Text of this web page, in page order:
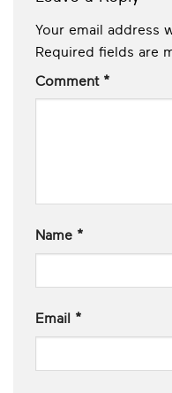
Your email address
Required fields are
Comment *
Name *
Email *